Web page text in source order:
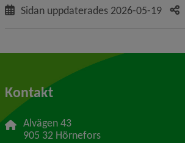
Sidan uppdaterades 2026-05-19
Kontakt
Alvägen 43
905 32 Hörnefors